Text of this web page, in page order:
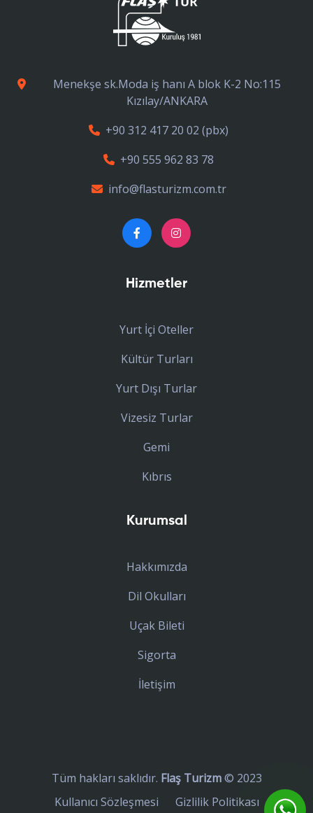
Menekşe sk.Moda iş hanı A blok K-2 No:115
Kızılay/ANKARA
+90 312 417 20 02 (pbx)
+90 555 962 83 78
info@flasturizm.com.tr
Hizmetler
Yurt İçi Oteller
Kültür Turları
Yurt Dışı Turlar
Vizesiz Turlar
Gemi
Kıbrıs
Kurumsal
Hakkımızda
Dil Okulları
Uçak Bileti
Sigorta
İletişim
Tüm hakları saklıdır. Flaş Turizm© 2023
Kullanıcı Sözleşmesi
Gizlilik Politikası